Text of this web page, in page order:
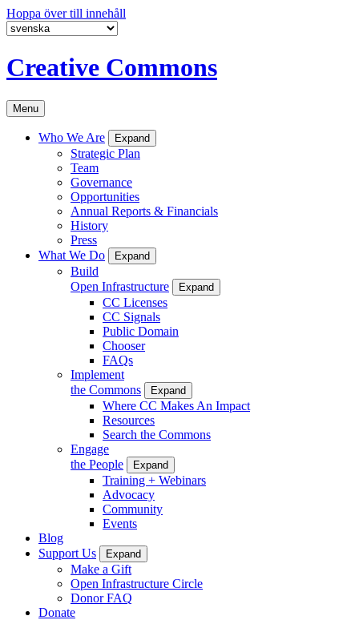
Hoppa över till innehåll
Creative Commons
Menu
Who We Are Expand
Strategic Plan
Team
Governance
Opportunities
Annual Reports & Financials
History
Press
What We Do
Expand
Build
Open Infrastructure
Expand
CC Licenses
CC Signals
Public Domain
Chooser
FAQs
Implement
the Commons
Expand
Where CC Makes An Impact
Resources
Search the Commons
Engage
the People
Expand
Training + Webinars
Advocacy
Community
Events
Blog
Support Us
Expand
Make a Gift
Open Infrastructure Circle
Donor FAQ
Donate